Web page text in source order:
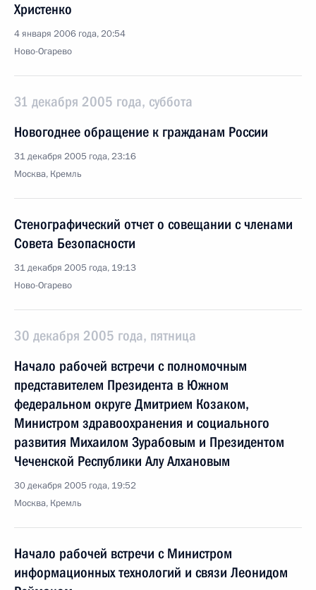
Христенко
4 января 2006 года, 20:54
Ново-Огарево
31 декабря 2005 года, суббота
Новогоднее обращение к гражданам России
31 декабря 2005 года, 23:16
Москва, Кремль
Стенографический отчет о совещании с членами
Совета Безопасности
31 декабря 2005 года, 19:13
Ново-Огарево
30 декабря 2005 года, пятница
Начало рабочей встречи с полномочным
представителем Президента в Южном
федеральном округе Дмитрием Козаком,
Министром здравоохранения и социального
развития Михаилом Зурабовым и Президентом
Чеченской Республики Алу Алхановым
30 декабря 2005 года, 19:52
Москва, Кремль
Начало рабочей встречи с Министром
информационных технологий и связи Леонидом